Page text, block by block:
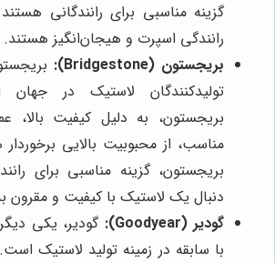
گزینه مناسبی برای رانندگانی
رانندگی اسپرت و هیجان‌انگیز هستند.
بریجستون (Bridgestone):
تولیدکنندگان لاستیک در
بریجستون، به دلیل کیفیت بالا،
مناسب، از محبوبیت بالایی
بریجستون، گزینه مناسبی برای
دنبال یک لاستیک با کیفیت و مقرون
گودیر (Goodyear):
گودیر، یکی
با سابقه در زمینه تولید لاستیک